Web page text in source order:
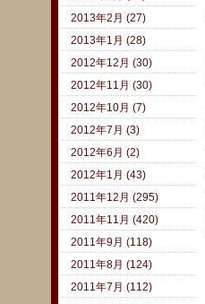
2013年2月 (27)
2013年1月 (28)
2012年12月 (30)
2012年11月 (30)
2012年10月 (7)
2012年7月 (3)
2012年6月 (2)
2012年1月 (43)
2011年12月 (295)
2011年11月 (420)
2011年9月 (118)
2011年8月 (124)
2011年7月 (112)